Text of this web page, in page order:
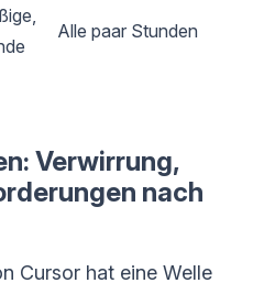
Alle paar Stunden
Verwirrung,
nach
Cursor hat eine Welle